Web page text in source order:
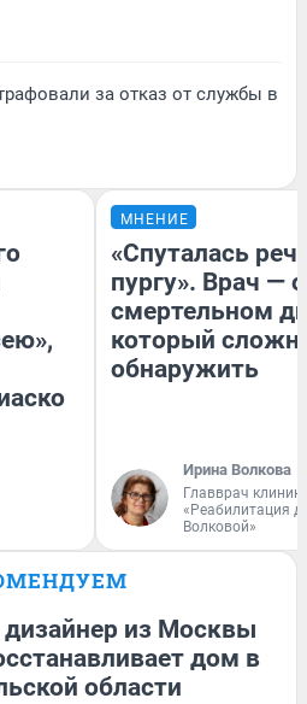
за отказ от службы в
МНЕНИЕ
«Спуталась
пургу». Врач — о
смертельном
который
обнаружить
Ирина Волкова
Главврач
«Реабилитация
Волковой»
дизайнер из Москвы
дом в
области